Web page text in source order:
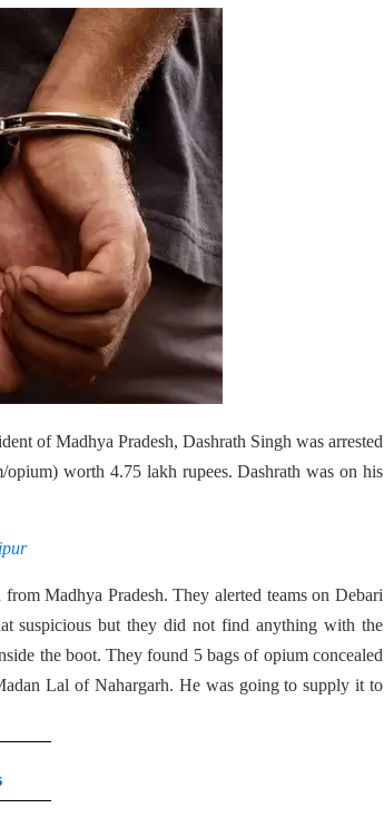
of Madhya Pradesh, Dashrath Singh was arrested
worth 4.75 lakh rupees. Dashrath was on his
Madhya Pradesh. They alerted teams on Debari
suspicious but they did not find anything with the
the boot. They found 5 bags of opium concealed
Lal of Nahargarh. He was going to supply it to